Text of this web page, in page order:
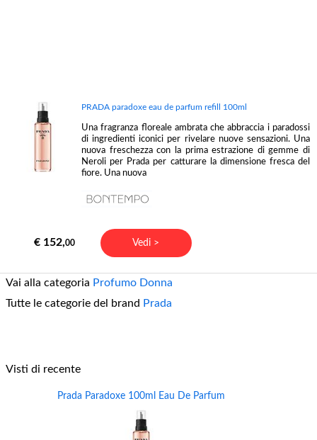
PRADA paradoxe eau de parfum refill 100ml
Una fragranza floreale ambrata che abbraccia i paradossi
di ingredienti iconici per rivelare nuove sensazioni. Una
nuova freschezza con la prima estrazione di gemme di
Neroli per Prada per catturare la dimensione fresca del
fiore. Una nuova
€ 152,00 Vedi >
Vai alla categoria Profumo Donna
Tutte le categorie del brand Prada
Visti di recente
Prada Paradoxe 100ml Eau De Parfum